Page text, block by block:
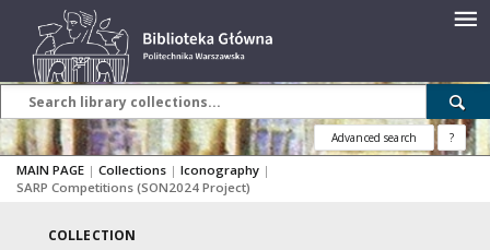
Advanced search ?
MAIN PAGE | Collections | Iconography |
SARP Competitions (SON2024 Project)
COLLECTION